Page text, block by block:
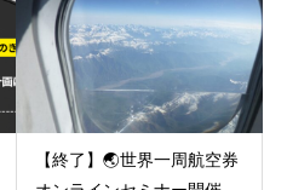
【終了】🌏世界一周航空券